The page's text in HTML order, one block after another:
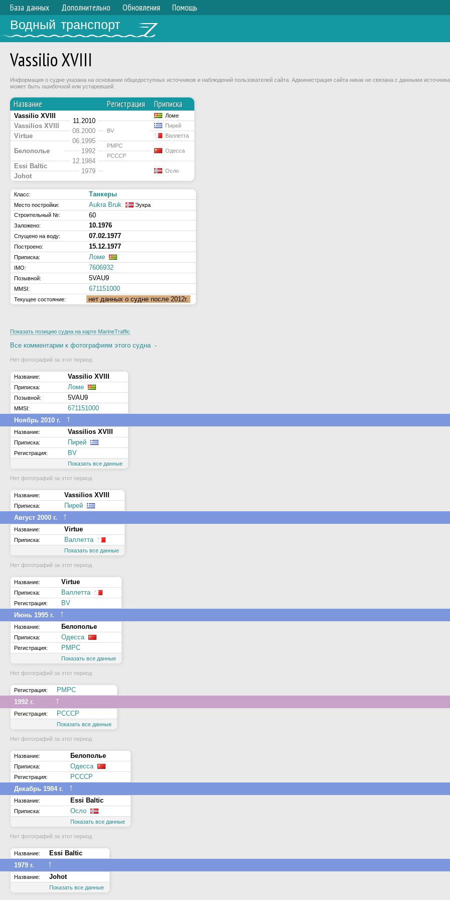
База данных Дополнительно Обновления Помощь
Водный транспорт
Vassilio XVIII
Информация о судне указана на основании общедоступных источников и наблюдений пользователей сайта. Администрация сайта никак не связана с данными
может быть ошибочной или устаревшей.
Название Регистрация Приписка
Vassilio XVIII
11.2010
Ломе
Vassilios XVIII
08.2000 BV
Пирей
Virtue
06.1995
Валлетта
Белополье 1992
РМРС
Одесса
12.1984
РСССР
Essi Baltic
1979 Осло
Johot
Класс: Танкеры
Место постройки: Aukra Bruk
Эукра
Строительный №:
60
Заложено: 10.1976
Спущено на воду: 07.02.1977
Построено: 15.12.1977
Приписка: Ломе
IMO: 7606932
Позывной: 5VAU9
MMSI: 671151000
Текущее состояние: нет данных о судне после 2012г.
Показать позицию судна на карте MarineTraffic
Все комментарии к фотографиям этого судна·
Нет фотографий за этот период
Название: Vassilio XVIII
Приписка: Ломе
Позывной: 5VAU9
MMSI:
671151000
Ноябрь 2010 г. ↑
Название: Vassilios XVIII
Приписка: Пирей
Регистрация: BV
Показать все данные
Нет фотографий за этот период
Название: Vassilios XVIII
Приписка:
Пирей
Август 2000 г. ↑
Название: Virtue
Приписка: Валлетта
Показать все данные
Нет фотографий за этот период
Название: Virtue
Приписка: Валлетта
Регистрация:
BV
Июнь 1995 г. ↑
Название: Белополье
Приписка: Одесса
Регистрация: РМРС
Показать все данные
Нет фотографий за этот период
Регистрация:
РМРС
1992 г. ↑
Регистрация: РСССР
Показать все данные
Нет фотографий за этот период
Название: Белополье
Приписка: Одесса
Регистрация:
РСССР
Декабрь 1984 г. ↑
Название: Essi Baltic
Приписка: Осло
Показать все данные
Нет фотографий за этот период
Название:
Essi Baltic
1979 г. ↑
Название: Johot
Показать все данные